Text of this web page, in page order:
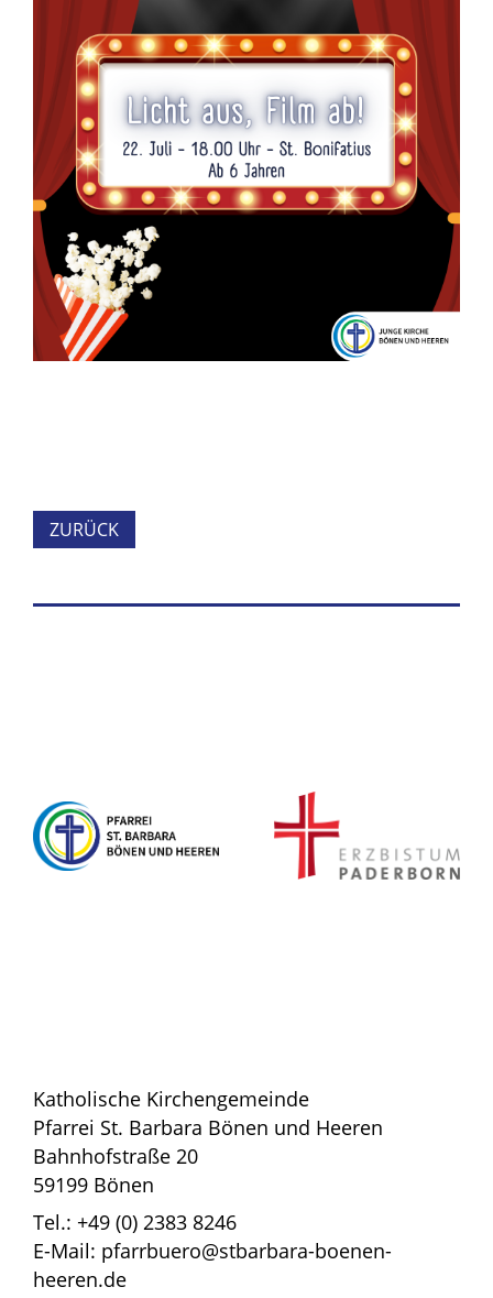
ZURÜCK
Katholische Kirchengemeinde
Pfarrei St. Barbara Bönen und Heeren
Bahnhofstraße 20
59199 Bönen
Tel.: +49 (0) 2383 8246
E-Mail: pfarrbuero@stbarbara-boenen-
heeren.de